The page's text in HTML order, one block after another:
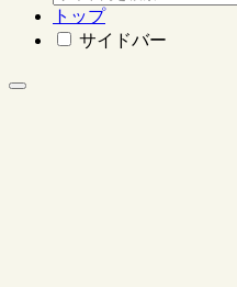
トップ
サイドバー